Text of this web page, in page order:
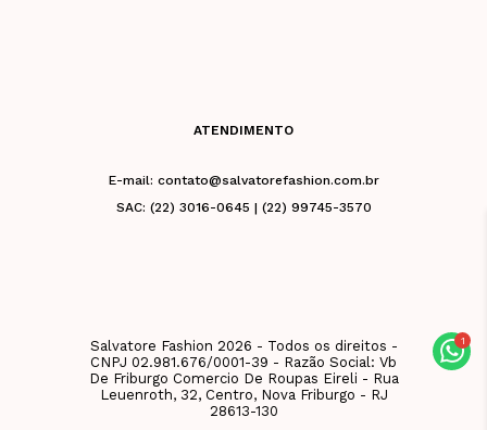
ATENDIMENTO
E-mail: contato@salvatorefashion.com.br
SAC: (22) 3016-0645 | (22) 99745-3570
Salvatore Fashion 2026 - Todos os direitos -
CNPJ 02.981.676/0001-39 - Razão Social: Vb
De Friburgo Comercio De Roupas Eireli - Rua
Leuenroth, 32, Centro, Nova Friburgo - RJ
28613-130